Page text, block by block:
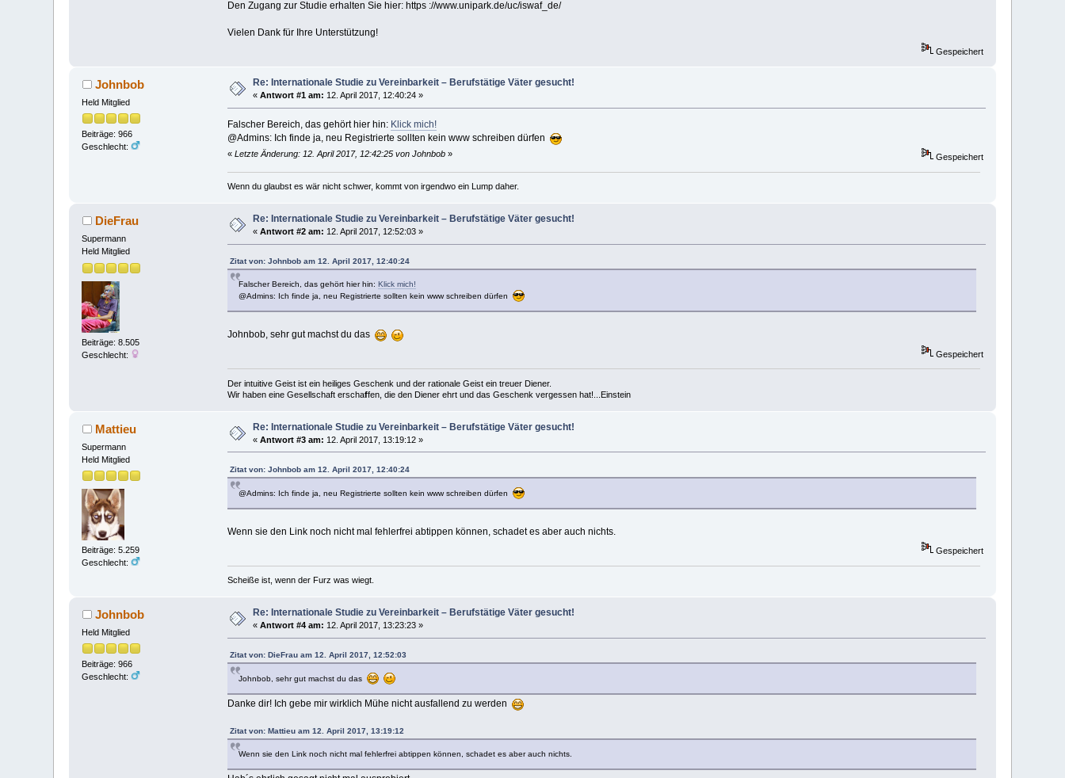
Den Zugang zur Studie erhalten Sie hier: https ://www.unipark.de/uc/iswaf_de/
Vielen Dank für Ihre Unterstützung!
Gespeichert
Johnbob
Held Mitglied
Beiträge: 966
Geschlecht:
Re: Internationale Studie zu Vereinbarkeit – Berufstätige Väter gesucht!
«Antwort #1 am: 12. April 2017, 12:40:24 »
Falscher Bereich, das gehört hier hin: Klick mich!
@Admins: Ich finde ja, neu Registrierte sollten kein www schreiben dürfen
« Letzte Änderung: 12. April 2017, 12:42:25 von Johnbob» Gespeichert
Wenn du glaubst es wär nicht schwer, kommt von irgendwo ein Lump daher.
DieFrau
Supermann
Held Mitglied
Beiträge: 8.505
Geschlecht:
Re: Internationale Studie zu Vereinbarkeit – Berufstätige Väter gesucht!
«Antwort #2 am: 12. April 2017, 12:52:03 »
Zitat von: Johnbob am 12. April 2017, 12:40:24
Falscher Bereich, das gehört hier hin: Klick mich!
@Admins: Ich finde ja, neu Registrierte sollten kein www schreiben dürfen
Johnbob, sehr gut machst du das
Gespeichert
Der intuitive Geist ist ein heiliges Geschenk und der rationale Geist ein treuer Diener.
Wir haben eine Gesellschaft erschaffen, die den Diener ehrt und das Geschenk vergessen hat!...Einstein
Mattieu
Supermann
Held Mitglied
Beiträge: 5.259
Geschlecht:
Re: Internationale Studie zu Vereinbarkeit – Berufstätige Väter gesucht!
«Antwort #3 am: 12. April 2017, 13:19:12 »
Zitat von: Johnbob am 12. April 2017, 12:40:24
@Admins: Ich finde ja, neu Registrierte sollten kein www schreiben dürfen
Wenn sie den Link noch nicht mal fehlerfrei abtippen können, schadet es aber auch nichts.
Gespeichert
Scheiße ist, wenn der Furz was wiegt.
Johnbob
Held Mitglied
Beiträge: 966
Geschlecht:
Re: Internationale Studie zu Vereinbarkeit – Berufstätige Väter gesucht!
«Antwort #4 am: 12. April 2017, 13:23:23 »
Zitat von: DieFrau am 12. April 2017, 12:52:03
Johnbob, sehr gut machst du das
Danke dir! Ich gebe mir wirklich Mühe nicht ausfallend zu werden
Zitat von: Mattieu am 12. April 2017, 13:19:12
Wenn sie den Link noch nicht mal fehlerfrei abtippen können, schadet es aber auch nichts.